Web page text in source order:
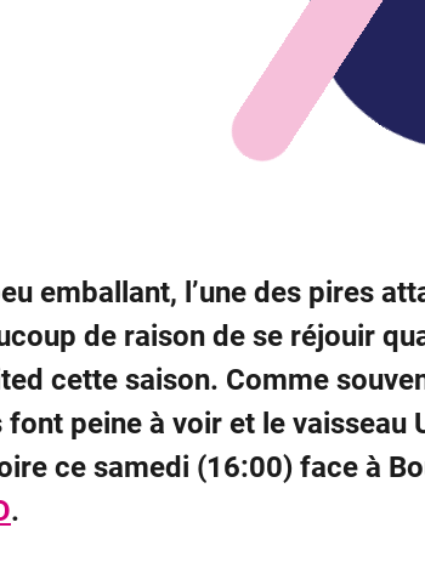
emballant, l’une des pires
de raison de se réjouir
cette saison. Comme
peine à voir et le vaisseau
ce samedi (16:00) face à
.